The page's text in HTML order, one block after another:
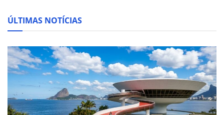
ÚLTIMAS NOTÍCIAS